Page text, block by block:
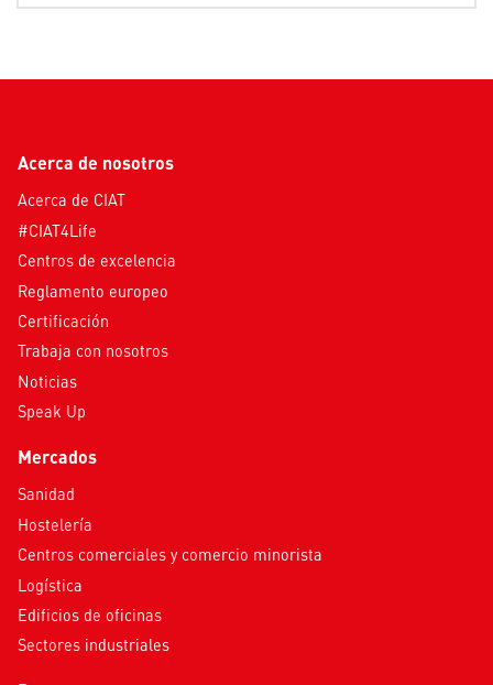
Acerca de nosotros
Acerca de CIAT
#CIAT4Life
Centros de excelencia
Reglamento europeo
Certificación
Trabaja con nosotros
Noticias
Speak Up
Mercados
Sanidad
Hostelería
Centros comerciales y comercio minorista
Logística
Edificios de oficinas
Sectores industriales